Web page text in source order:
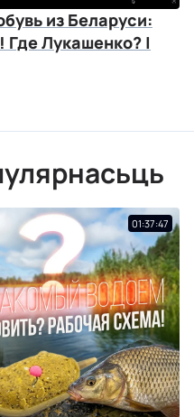
из Беларуси:
Где Лукашенко? |
01:37:47